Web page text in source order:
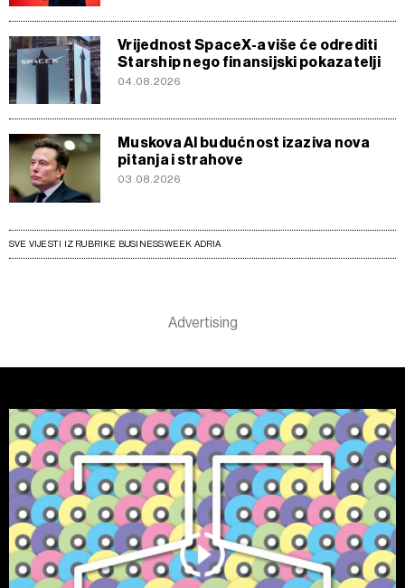
Vrijednost SpaceX-a više će odrediti
Starship nego finansijski pokazatelji
04.08.2026
Muskova AI budućnost izaziva nova
pitanja i strahove
03.08.2026
SVE VIJESTI IZ RUBRIKE BUSINESSWEEK ADRIA